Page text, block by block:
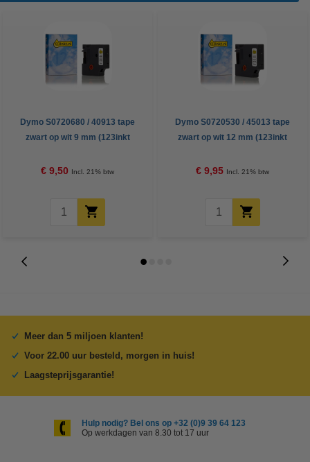
Dymo S0720680 / 40913 tape
zwart op wit 9 mm (123inkt
€ 9,50 Incl. 21% btw
Dymo S0720530 / 45013 tape
zwart op wit 12 mm (123inkt
€ 9,95 Incl. 21% btw
Meer dan 5 miljoen klanten!
Voor 22.00 uur besteld, morgen in huis!
Laagsteprijsgarantie!
Hulp nodig? Bel ons op +32 (0)9 39 64 123
Op werkdagen van 8.30 tot 17 uur